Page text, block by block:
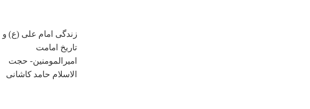
زندگی امام علی (ع) و
تاریخ امامت
امیرالمومنین- حجت
الاسلام حامد کاشانی